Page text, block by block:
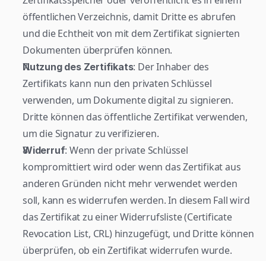
öffentlichen Verzeichnis, damit Dritte es abrufen
und die Echtheit von mit dem Zertifikat signierten
Dokumenten überprüfen können.
Nutzung des Zertifikats: Der Inhaber des
Zertifikats kann nun den privaten Schlüssel
verwenden, um Dokumente digital zu signieren.
Dritte können das öffentliche Zertifikat verwenden,
um die Signatur zu verifizieren.
Widerruf: Wenn der private Schlüssel
kompromittiert wird oder wenn das Zertifikat aus
anderen Gründen nicht mehr verwendet werden
soll, kann es widerrufen werden. In diesem Fall wird
das Zertifikat zu einer Widerrufsliste (Certificate
Revocation List, CRL) hinzugefügt, und Dritte können
überprüfen, ob ein Zertifikat widerrufen wurde.